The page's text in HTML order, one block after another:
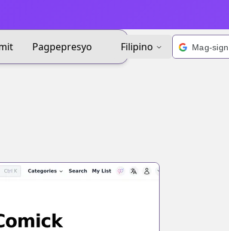
Pagpepresyo Filipino